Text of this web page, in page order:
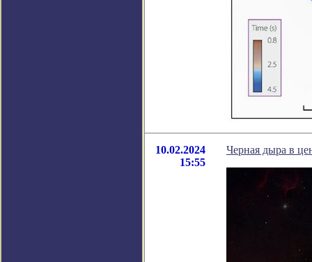
10.02.2024
15:55
Черная дыра в